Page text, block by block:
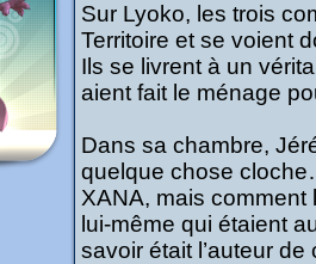
Sur Lyoko, les trois
Territoire et se voient
Ils se livrent à un
aient fait le ménage
Dans sa chambre,
quelque chose
XANA, mais comment
lui-même qui étaient
savoir était l’auteur